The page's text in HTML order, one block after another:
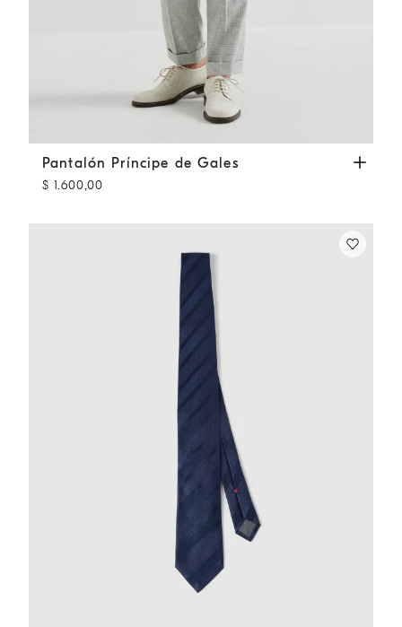
Pantalón Príncipe de Gales Gris Perla
Pantalón Príncipe de Gales
$ 1.600,00